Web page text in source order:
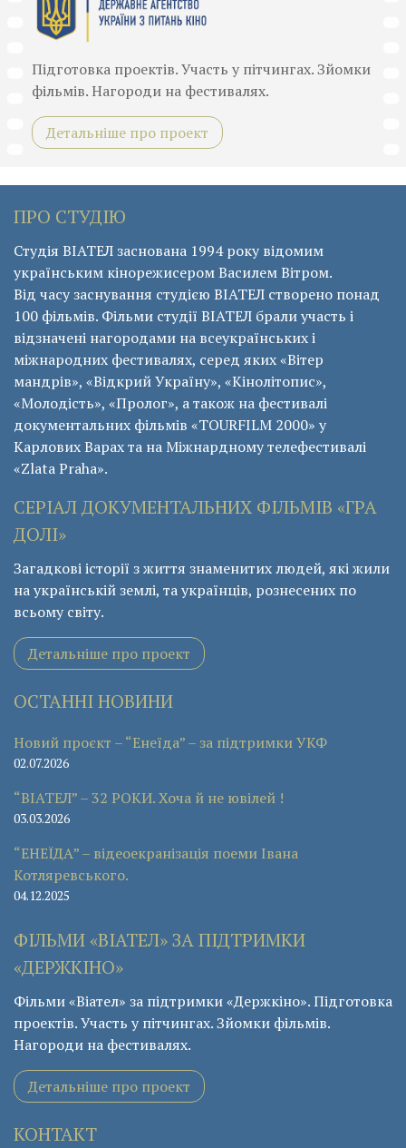
Підготовка проектів. Участь у пітчингах. Зйомки
фільмів. Нагороди на фестивалях.
Детальніше про проект
ПРО СТУДІЮ
Студія ВІАТЕЛ заснована 1994 року відомим
українським кінорежисером Василем Вітром.
Від часу заснування студією ВІАТЕЛ створено понад
100 фільмів. Фільми студії ВІАТЕЛ брали участь і
відзначені нагородами на всеукраїнських і
міжнародних фестивалях, серед яких «Вітер
мандрів», «Відкрий Україну», «Кінолітопис»,
«Молодість», «Пролог», а також на фестивалі
документальних фільмів «ТОURFILM 2000» у
Карлових Варах та на Міжнардному телефестивалі
«Zlata Praha».
СЕРІАЛ ДОКУМЕНТАЛЬНИХ ФІЛЬМІВ «ГРА
ДОЛІ»
Загадкові історії з життя знаменитих людей, які жили
на українській землі, та українців, рознесених по
всьому світу.
Детальніше про проект
ОСТАННІ НОВИНИ
Новий проєкт – “Енеїда” – за підтримки УКФ
02.07.2026
“ВІАТЕЛ” – 32 РОКИ. Хоча й не ювілей !
03.03.2026
“ЕНЕЇДА” – відеоекранізація поеми Івана
Котляревського.
04.12.2025
ФІЛЬМИ «ВІАТЕЛ» ЗА ПІДТРИМКИ
«ДЕРЖКІНО»
Фільми «Віател» за підтримки «Держкіно». Підготовка
проектів. Участь у пітчингах. Зйомки фільмів.
Нагороди на фестивалях.
Детальніше про проект
КОНТАКТ